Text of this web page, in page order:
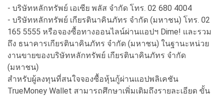
- บริษัทหลักทรัพย์ เอเซีย พลัส จำกัด โทร. 02 680 4004
- บริษัทหลักทรัพย์ เกียรตินาคินภัทร จำกัด (มหาชน) โทร. 02
165 5555 หรือจองซื้อทางออนไลน์ผ่านแอปฯ Dime! และรวม
ถึง ธนาคารเกียรตินาคินภัทร จำกัด (มหาชน) ในฐานะหน่วย
งานขายของบริษัทหลักทรัพย์ เกียรตินาคินภัทร จำกัด
(มหาชน)
สำหรับผู้ลงทุนที่สนใจจองซื้อหุ้นกู้ผ่านแอปพลิเคชัน
TrueMoney Wallet สามารถศึกษาเพิ่มเติมถึงรายละเอียด ขั้น